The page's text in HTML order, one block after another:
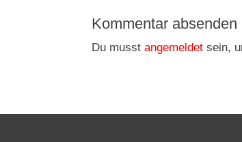
Kommentar absenden
Du musstangemeldet sein,